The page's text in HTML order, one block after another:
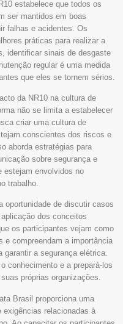
estabelece que todos os
ser mantidos em boas
falhas e acidentes. Os
práticas para realizar a
identificar sinais de desgaste
regular é uma medida
que eles se tornem sérios.
da NR10 na cultura de
não se limita a estabelecer
criar uma cultura de
conscientes dos riscos e
aborda estratégias para
sobre segurança e
estejam envolvidos no
trabalho.
oportunidade de discutir casos
dos conceitos
os participantes vejam como
e compreendam a importância
garantir a segurança elétrica.
conhecimento e a prepará-los
próprias organizações.
Brasil proporciona uma
exigências relacionadas à